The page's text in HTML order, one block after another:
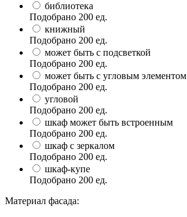
библиотека
Подобрано 200 ед.
книжный
Подобрано 200 ед.
может быть с подсветкой
Подобрано 200 ед.
может быть с угловым элементом
Подобрано 200 ед.
угловой
Подобрано 200 ед.
шкаф может быть встроенным
Подобрано 200 ед.
шкаф с зеркалом
Подобрано 200 ед.
шкаф-купе
Подобрано 200 ед.
Материал фасада: